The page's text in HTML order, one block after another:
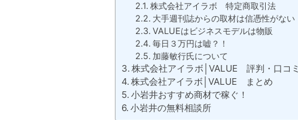
株式会社アイラボ 特定商取引法
大手週刊誌からの取材は信憑性がない
VALUEはビジネスモデルは物販
毎日３万円は嘘？！
加藤敏行氏について
株式会社アイラボ│VALUE 評判・口コミ
株式会社アイラボ│VALUE まとめ
小岩井おすすめ商材で稼ぐ！
小岩井の無料相談所